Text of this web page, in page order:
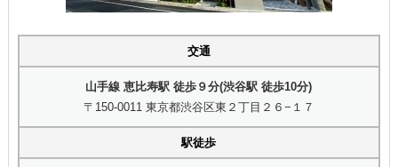
交通
山手線 恵比寿駅 徒歩９分(渋谷駅 徒歩10分)
〒150-0011 東京都渋谷区東２丁目２６−１７
駅徒歩